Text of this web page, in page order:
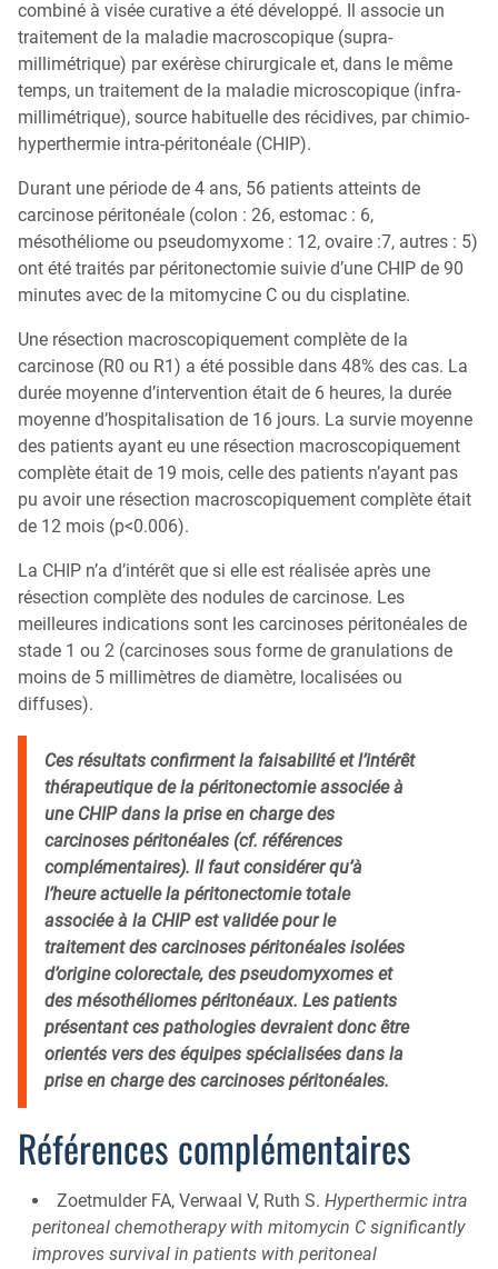
combiné à visée curative a été développé. Il associe un
traitement de la maladie macroscopique (supra-
millimétrique) par exérèse chirurgicale et, dans le même
temps, un traitement de la maladie microscopique (infra-
millimétrique), source habituelle des récidives, par chimio-
hyperthermie intra-péritonéale (CHIP).
Durant une période de 4 ans, 56 patients atteints de
carcinose péritonéale (colon : 26, estomac : 6,
mésothéliome ou pseudomyxome : 12, ovaire :7, autres : 5)
ont été traités par péritonectomie suivie d’une CHIP de 90
minutes avec de la mitomycine C ou du cisplatine.
Une résection macroscopiquement complète de la
carcinose (R0 ou R1) a été possible dans 48% des cas. La
durée moyenne d’intervention était de 6 heures, la durée
moyenne d’hospitalisation de 16 jours. La survie moyenne
des patients ayant eu une résection macroscopiquement
complète était de 19 mois, celle des patients n’ayant pas
pu avoir une résection macroscopiquement complète était
de 12 mois (p<0.006).
La CHIP n’a d’intérêt que si elle est réalisée après une
résection complète des nodules de carcinose. Les
meilleures indications sont les carcinoses péritonéales de
stade 1 ou 2 (carcinoses sous forme de granulations de
moins de 5 millimètres de diamètre, localisées ou
diffuses).
Ces résultats confirment la faisabilité et l’intérêt
thérapeutique de la péritonectomie associée à
une CHIP dans la prise en charge des
carcinoses péritonéales (cf. références
complémentaires). Il faut considérer qu’à
l’heure actuelle la péritonectomie totale
associée à la CHIP est validée pour le
traitement des carcinoses péritonéales isolées
d’origine colorectale, des pseudomyxomes et
des mésothéliomes péritonéaux. Les patients
présentant ces pathologies devraient donc être
orientés vers des équipes spécialisées dans la
prise en charge des carcinoses péritonéales.
Références complémentaires
Zoetmulder FA, Verwaal V, Ruth S. Hyperthermic intra
peritoneal chemotherapy with mitomycin C significantly
improves survival in patients with peritoneal